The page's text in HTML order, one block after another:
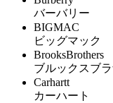
バーバリー
BIGMAC
ビッグマック
BrooksBrothers
ブルックスブ
Carhartt
カーハート